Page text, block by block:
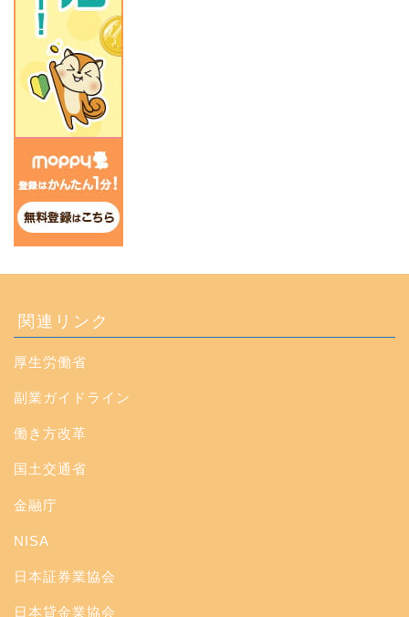
関連リンク
厚生労働省
副業ガイドライン
働き方改革
国土交通省
金融庁
NISA
日本証券業協会
日本貸金業協会